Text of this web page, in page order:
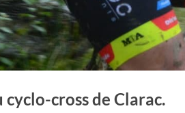
cyclo-cross de Clarac.